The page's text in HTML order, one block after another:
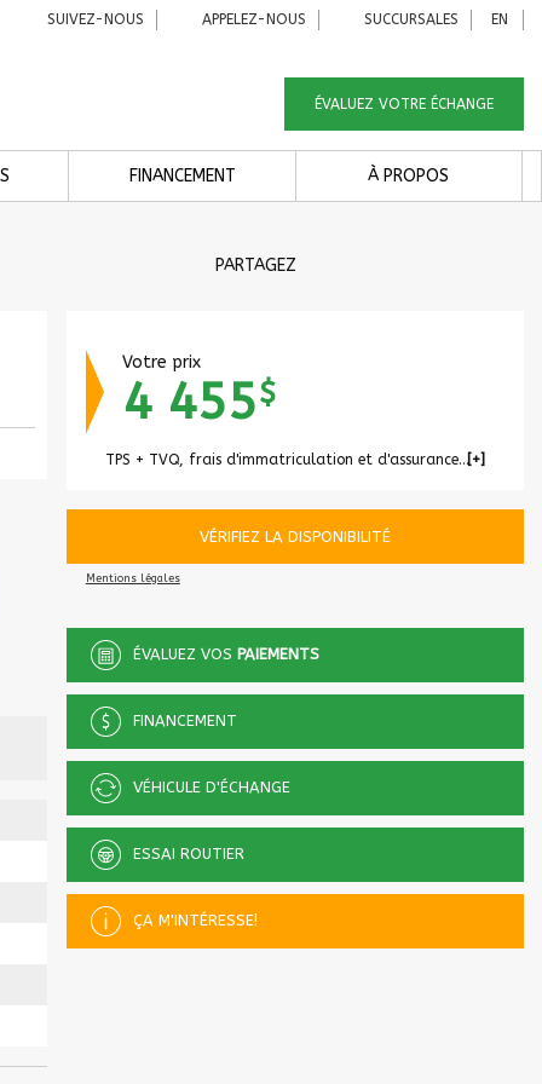
SUIVEZ-NOUS APPELEZ-NOUS SUCCURSALES EN
ÉVALUEZ VOTRE ÉCHANGE
FINANCEMENT À PROPOS
PARTAGEZ
Votre prix
4 455$
TPS + TVQ, frais d'immatriculation et d'assurances non inclus.
VÉRIFIEZ LA DISPONIBILITÉ
Mentions légales
ÉVALUEZ VOS PAIEMENTS
FINANCEMENT
VÉHICULE D'ÉCHANGE
ESSAI ROUTIER
ÇA M'INTÉRESSE!